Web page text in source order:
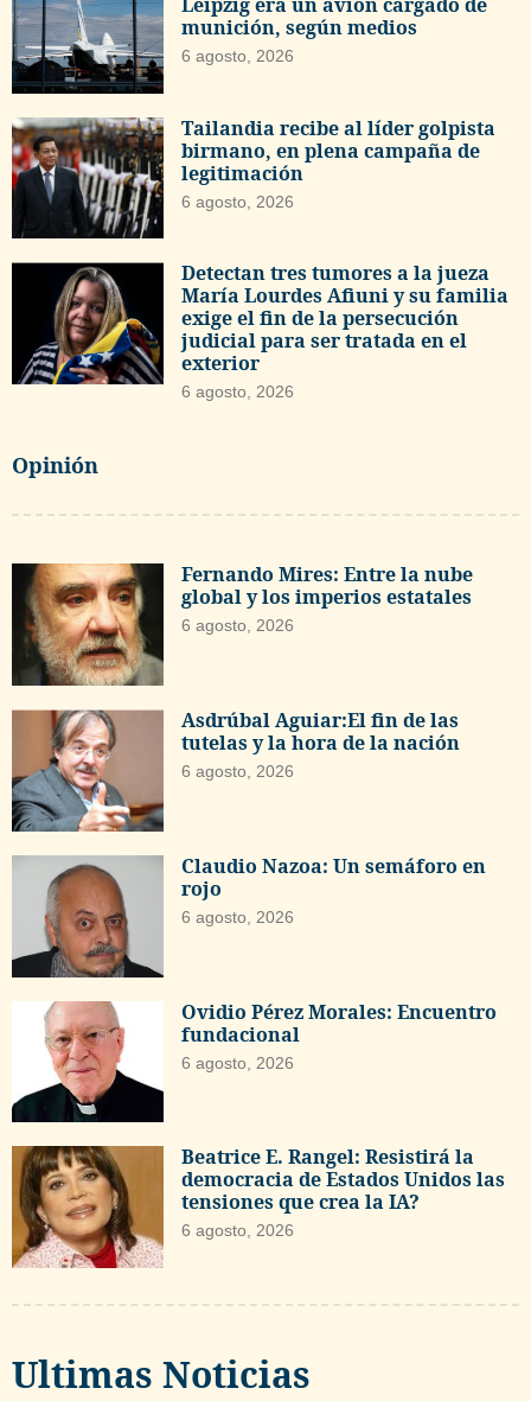
munición, según medios
6 agosto, 2026
Tailandia recibe al líder golpista
birmano, en plena campaña de
legitimación
6 agosto, 2026
Detectan tres tumores a la jueza
María Lourdes Afiuni y su familia
exige el fin de la persecución
judicial para ser tratada en el
exterior
6 agosto, 2026
Opinión
Fernando Mires: Entre la nube
global y los imperios estatales
6 agosto, 2026
Asdrúbal Aguiar:El fin de las
tutelas y la hora de la nación
6 agosto, 2026
Claudio Nazoa: Un semáforo en
rojo
6 agosto, 2026
Ovidio Pérez Morales: Encuentro
fundacional
6 agosto, 2026
Beatrice E. Rangel: Resistirá la
democracia de Estados Unidos las
tensiones que crea la IA?
6 agosto, 2026
Ultimas Noticias